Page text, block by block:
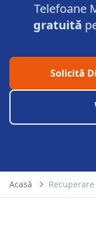
Telefoane
gratuită
Solicită
Acasă Recuperare